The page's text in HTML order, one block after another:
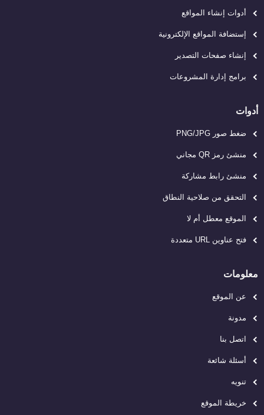
أدوات إنشاء المواقع
إستضافة المواقع الإلكترونية
إنشاء صفحات التصدير
برامج إدارة المشروعات
أدوات
ضغط صور PNG/JPG
منشئ رمز QR مجاني
منشئ رابط مشاركة
التحقق من صلاحية النطاق
الموقع معطل أم لا
فتح عناوين URL متعددة
معلومات
عن الموقع
مدونة
اتصل بنا
أسئلة شائعة
تنويه
خريطة الموقع